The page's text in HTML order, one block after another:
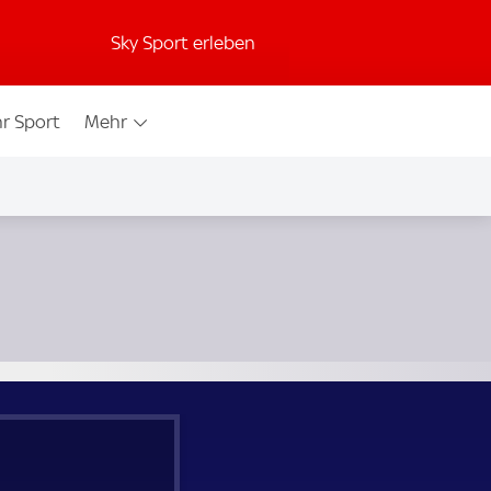
Sky Sport erleben
Sport Mehr